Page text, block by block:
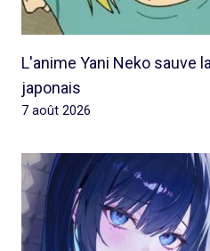
L'anime Yani Neko sauve
japonais
7 août 2026